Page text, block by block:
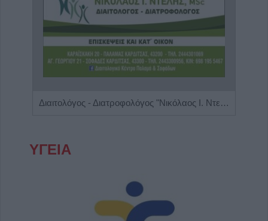
Διαιτολόγος - Διατροφολόγος "Νικόλαος Ι. Ντελής"
ΥΓΕΙΑ